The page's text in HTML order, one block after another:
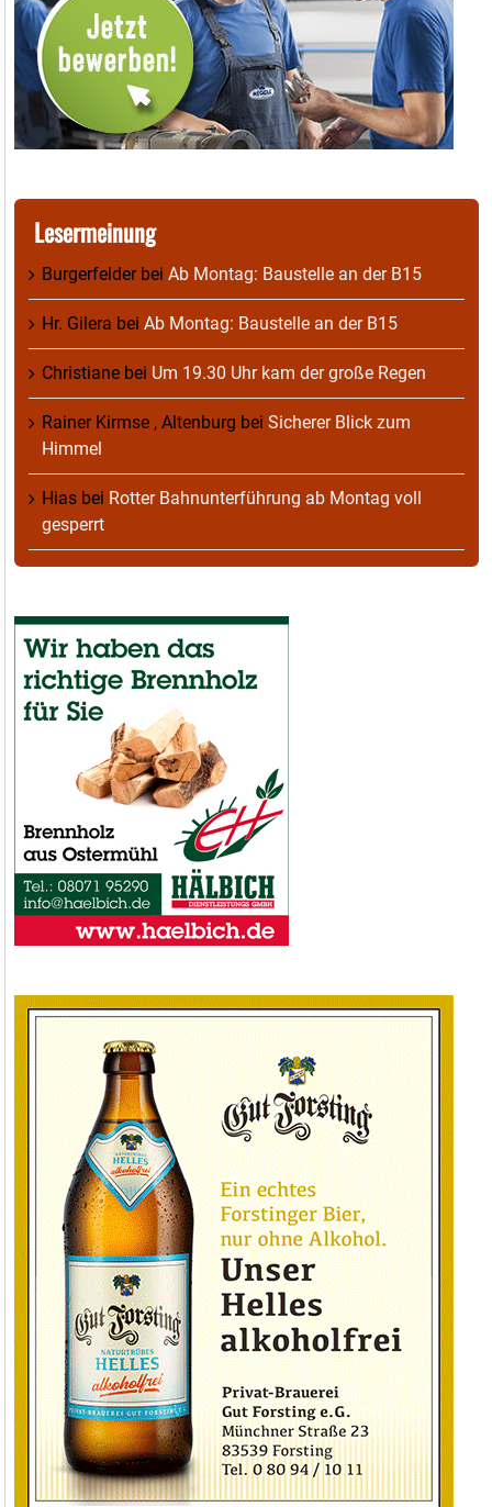
Lesermeinung
Burgerfelderbei Ab Montag: Baustelle an der B15
Hr. Gilera bei Ab Montag: Baustelle an der B15
Christiane bei Um 19.30 Uhr kam der große Regen
Rainer Kirmse , Altenburg bei Sicherer Blick zum
Himmel
Hias bei Rotter Bahnunterführung ab Montag voll
gesperrt